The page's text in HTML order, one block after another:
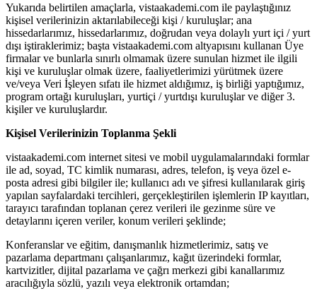
Yukarıda belirtilen amaçlarla, vistaakademi.com ile paylaştığınız
kişisel verilerinizin aktarılabileceği kişi / kuruluşlar; ana
hissedarlarımız, hissedarlarımız, doğrudan veya dolaylı yurt içi / yurt
dışı iştiraklerimiz; başta vistaakademi.com altyapısını kullanan Üye
firmalar ve bunlarla sınırlı olmamak üzere sunulan hizmet ile ilgili
kişi ve kuruluşlar olmak üzere, faaliyetlerimizi yürütmek üzere
ve/veya Veri İşleyen sıfatı ile hizmet aldığımız, iş birliği yaptığımız,
program ortağı kuruluşları, yurtiçi / yurtdışı kuruluşlar ve diğer 3.
kişiler ve kuruluşlardır.
Kişisel Verilerinizin Toplanma Şekli
vistaakademi.com internet sitesi ve mobil uygulamalarındaki formlar
ile ad, soyad, TC kimlik numarası, adres, telefon, iş veya özel e-
posta adresi gibi bilgiler ile; kullanıcı adı ve şifresi kullanılarak giriş
yapılan sayfalardaki tercihleri, gerçekleştirilen işlemlerin IP kayıtları,
tarayıcı tarafından toplanan çerez verileri ile gezinme süre ve
detaylarını içeren veriler, konum verileri şeklinde;
Konferanslar ve eğitim, danışmanlık hizmetlerimiz, satış ve
pazarlama departmanı çalışanlarımız, kağıt üzerindeki formlar,
kartvizitler, dijital pazarlama ve çağrı merkezi gibi kanallarımız
aracılığıyla sözlü, yazılı veya elektronik ortamdan;